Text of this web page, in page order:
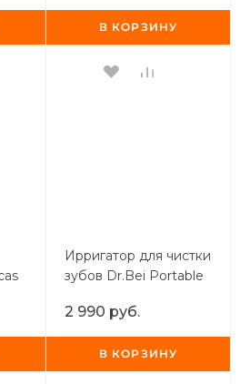
В КОРЗИНУ
Ирригатор для чистки
зубов Dr.Bei Portable
2 990 руб.
В КОРЗИНУ